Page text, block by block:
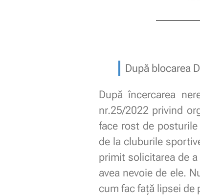
După blocarea
După încercarea
nr.25/2022 privind
face rost de
de la cluburile
primit solicitarea de
avea nevoie de ele.
cum fac față lipsei de